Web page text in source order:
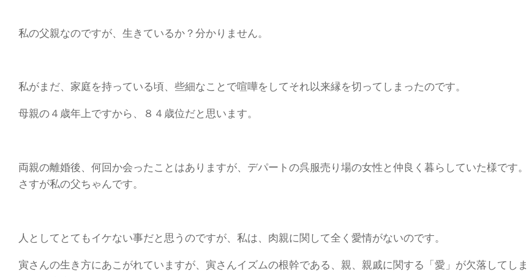
私の父親なのですが、生きているか？分かりません。
私がまだ、家庭を持っている頃、些細なことで喧嘩をしてそれ以来縁を切ってしまったのです。
母親の４歳年上ですから、８４歳位だと思います。
両親の離婚後、何回か会ったことはありますが、デパートの呉服売り場の女性と仲良く暮らしていた様です。
さすが私の父ちゃんです。
人としてとてもイケない事だと思うのですが、私は、肉親に関して全く愛情がないのです。
寅さんの生き方にあこがれていますが、寅さんイズムの根幹である、親、親戚に関する「愛」が欠落してしま